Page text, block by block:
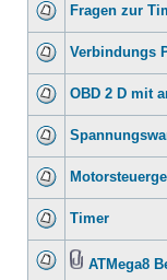
Fragen zur
Verbindungs
OBD 2 D mit
Timer
ATMega8